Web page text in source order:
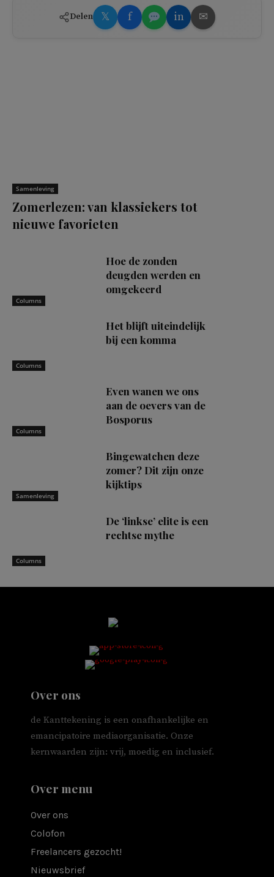
Delen 𝕏 f in ✉
Samenleving
Zomerlezen: van klassiekers tot
nieuwe favorieten
Columns
Hoe de zonden
deugden werden en
omgekeerd
Columns
Het blijft uiteindelijk
bij een komma
Columns
Even wanen we ons
aan de oevers van de
Bosporus
Samenleving
Bingewatchen deze
zomer? Dit zijn onze
kijktips
Columns
De ‘linkse’ elite is een
rechtse mythe
Over ons
de Kanttekening is een onafhankelijke en
emancipatoire mediaorganisatie. Onze
kernwaarden zijn: vrij, moedig en inclusief.
Over menu
Over ons
Colofon
Freelancers gezocht!
Nieuwsbrief